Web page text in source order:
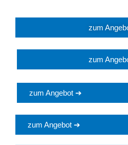
zum
zum
zum Angebot ➔
zum Angebot ➔